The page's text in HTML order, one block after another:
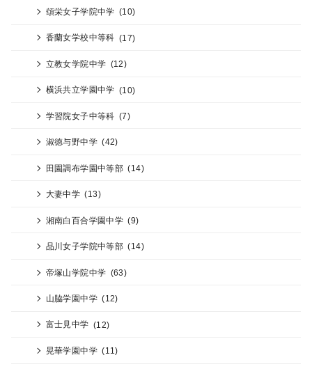
頌栄女子学院中学 (10)
香蘭女学校中等科 (17)
立教女学院中学 (12)
横浜共立学園中学 (10)
学習院女子中等科 (7)
淑徳与野中学 (42)
田園調布学園中等部 (14)
大妻中学 (13)
湘南白百合学園中学 (9)
品川女子学院中等部 (14)
帝塚山学院中学 (63)
山脇学園中学 (12)
富士見中学 (12)
晃華学園中学 (11)